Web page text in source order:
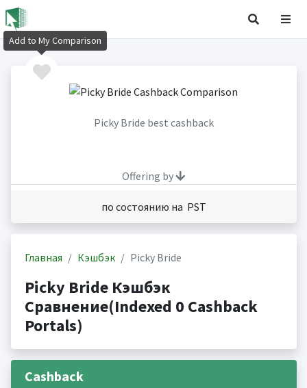
Picky Bride best cashback
Offering by
по состоянию на PST
Главная Кэшбэк Picky Bride
Picky Bride Кэшбэк
Сравнение(Indexed 0 Cashback
Portals)
Cashback
Add to My Comparison